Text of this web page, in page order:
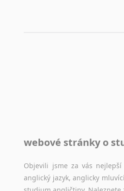
Jazykový korpus je
původního zdroje textu.
Ostatní pomůcky pro
webové stránky o
Objevili jsme za vás
anglický jazyk, anglicky